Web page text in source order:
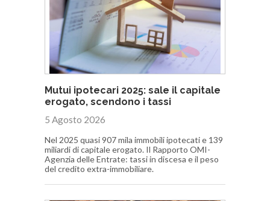
Mutui ipotecari 2025: sale il capitale
erogato, scendono i tassi
5 Agosto 2026
Nel 2025 quasi 907 mila immobili ipotecati e 139
miliardi di capitale erogato. Il Rapporto OMI-
Agenzia delle Entrate: tassi in discesa e il peso
del credito extra-immobiliare.